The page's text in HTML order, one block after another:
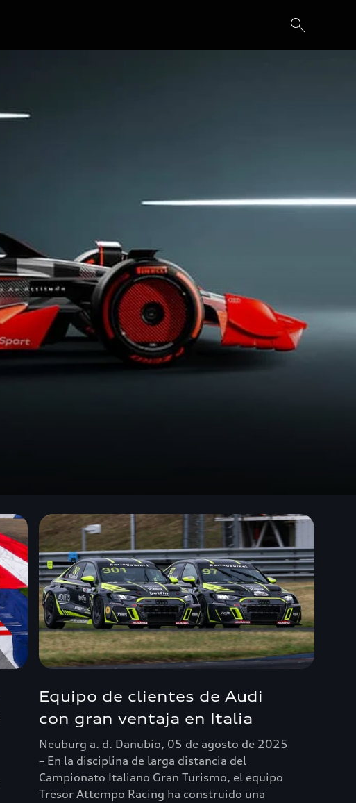
Equipo de clientes de Audi
con gran ventaja en Italia
Neuburg a. d. Danubio, 05 de agosto de 2025
– En la disciplina de larga distancia del
Campionato Italiano Gran Turismo, el equipo
Tresor Attempo Racing ha construido una